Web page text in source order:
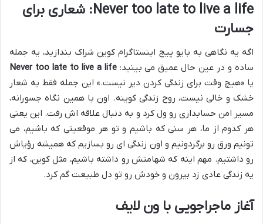
Never too late to live a life: شعاری برای
جسارت
اگه یه نگاهی به بایو پیج اینستاگرام کوین شراک بندازید، یه جمله
ساده و در عین حال عمیق می بینید:Never too late to live a life
یا «هیچ وقت برای زندگی کردن دیر نیست.» این جمله فقط یه شعار
خشک و خالی نیست، روح زندگی کوینه. اون با همین نگاه جسورانه،
مسیر امن حسابداری رو ول کرد و به دنبال علاقه اش رفت. این یعنی
هر کدوم از ما، هر سنی که باشیم و تو هر موقعیتی که باشیم، می
تونیم ورق رو برگردونیم و اون زندگی ای رو بسازیم که همیشه رؤیاش
رو داشتیم. مهم اینه که شهامتش رو داشته باشیم، مثل کوین، که از
یه زندگی عادی زد بیرون و خودش رو تو دل طبیعت گم کرد.
آغاز ماجراجویی با ون لایف